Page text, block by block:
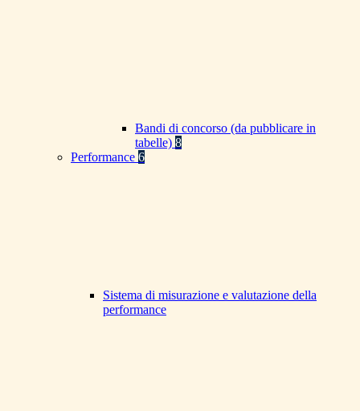
Bandi di concorso (da pubblicare in
tabelle) 8
Performance 6
Sistema di misurazione e valutazione della
performance